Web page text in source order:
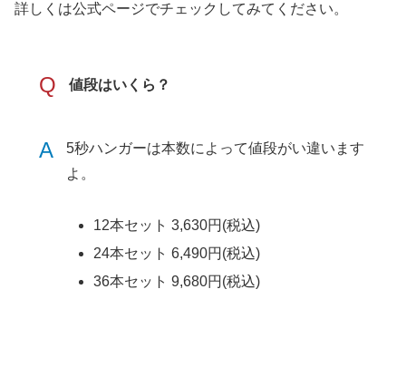
詳しくは公式ページでチェックしてみてください。
Q 値段はいくら？
A
5秒ハンガーは本数によって値段がい違います
よ。
12本セット 3,630円(税込)
24本セット 6,490円(税込)
36本セット 9,680円(税込)